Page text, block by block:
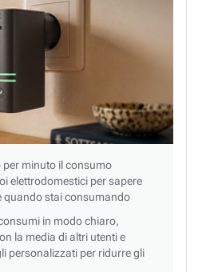
minuto il consumo
elettrodomestici per sapere
quando stai consumando
in modo chiaro,
la media di altri utenti e
personalizzati per ridurre gli